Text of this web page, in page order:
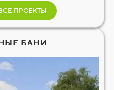
ПРОЕКТЫ
БАНИ